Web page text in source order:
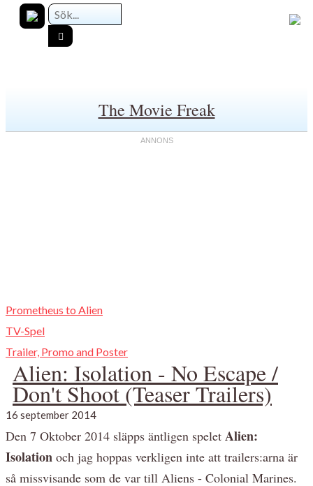
The Movie Freak
Prometheus to Alien
TV-Spel
Trailer, Promo and Poster
Alien: Isolation - No Escape /
Don't Shoot (Teaser Trailers)
16 september 2014
Den 7 Oktober 2014 släpps äntligen spelet Alien:
Isolation och jag hoppas verkligen inte att trailers:arna är
så missvisande som de var till Aliens - Colonial Marines.